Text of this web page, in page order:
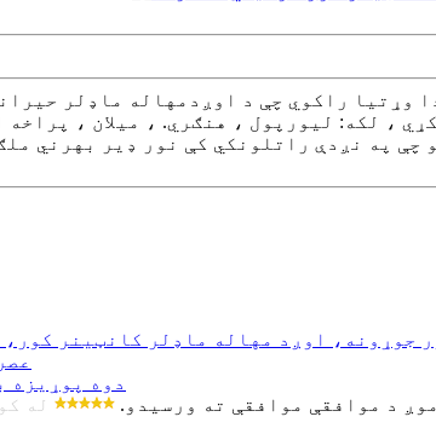
وړتیا راکوي چې د اوږدمهاله ماډلر
، لکه: لیورپول ، هنګري. ، میلان ،
په نږدې راتلونکي کې نور ډیر بهرني
جوړونه، اوږد مهاله ماډلر کانټینر کور،
دوه پوړیزه
د موافقې موافقې ته ورسیدو.
له